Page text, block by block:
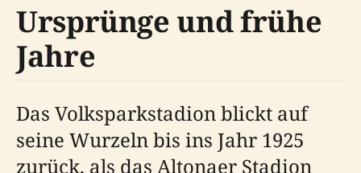
Ursprünge und frühe
Jahre
Das Volksparkstadion blickt auf
seine Wurzeln bis ins Jahr 1925
zurück, als das Altonaer Stadion